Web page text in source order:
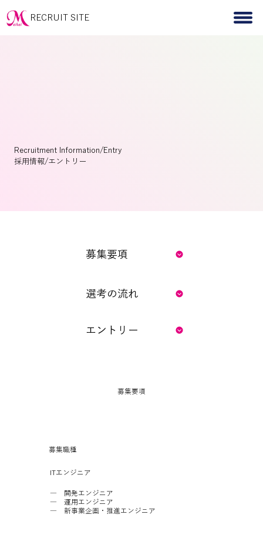
RECRUIT SITE
Recruitment Information/Entry
​採用情報/エントリー
募集要項
選考の流れ
エントリー
募集要項
​募集職種
ITエンジニア
― 開発エンジニア
― 運用エンジニア
​― 新事業企画・推進エンジニア